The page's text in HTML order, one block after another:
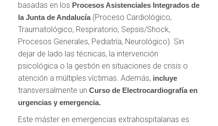
basadas en los Procesos Asistenciales Integrados de
la Junta de Andalucía(Proceso Cardiológico,
Traumatológico, Respiratorio, Sepsis/Shock,
Procesos Generales, Pediatría, Neurológico). Sin
dejar de lado las técnicas, la intervención
psicológica o la gestión en situaciones de crisis o
atención a múltiples víctimas. Además, incluye
transversalmente unCurso de Electrocardiografía en
urgencias y emergencia.
Este máster en emergencias extrahospitalarias es